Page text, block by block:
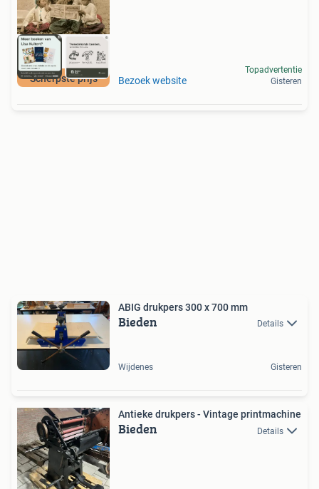
Scherpste prijs Bezoek website
Topadvertentie
Gisteren
ABIG drukpers 300 x 700 mm
Bieden Details
Wijdenes Gisteren
Antieke drukpers - Vintage printmachine
Bieden Details